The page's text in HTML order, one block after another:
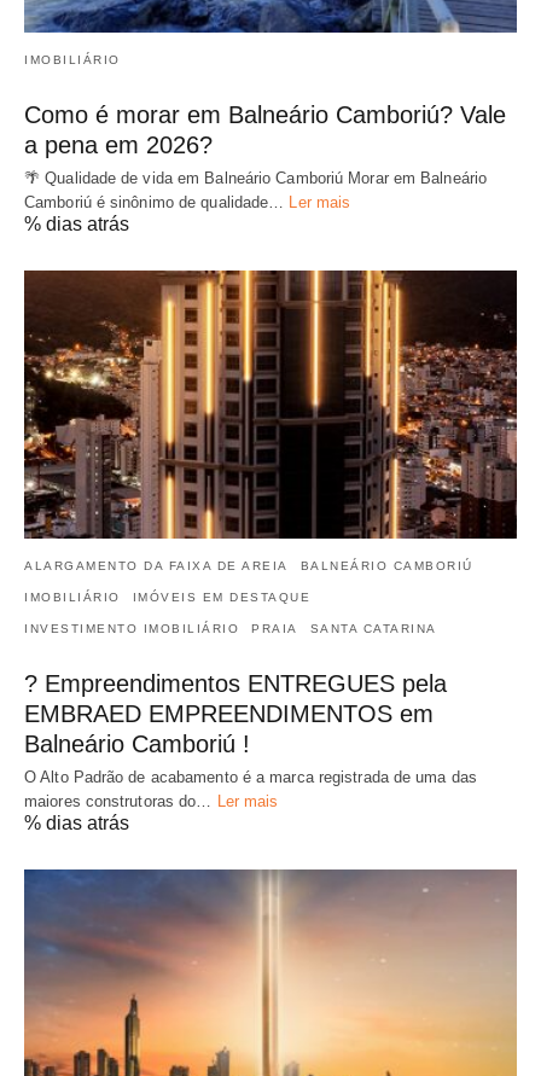
IMOBILIÁRIO
Como é morar em Balneário Camboriú? Vale
a pena em 2026?
🌴 Qualidade de vida em Balneário Camboriú Morar em Balneário
Camboriú é sinônimo de qualidade… Ler mais
% dias atrás
ALARGAMENTO DA FAIXA DE AREIA BALNEÁRIO CAMBORIÚ
IMOBILIÁRIO IMÓVEIS EM DESTAQUE
INVESTIMENTO IMOBILIÁRIO PRAIA SANTA CATARINA
? Empreendimentos ENTREGUES pela
EMBRAED EMPREENDIMENTOS em
Balneário Camboriú !
O Alto Padrão de acabamento é a marca registrada de uma das
maiores construtoras do…
Ler mais
% dias atrás